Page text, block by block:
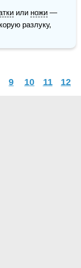
или ножи —
разлуку,
9 10 11 12